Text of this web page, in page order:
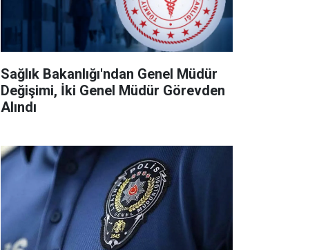
Sağlık Bakanlığı'ndan Genel Müdür
Değişimi, İki Genel Müdür Görevden
Alındı